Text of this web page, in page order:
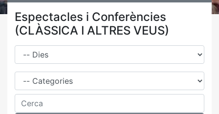
Espectacles i Conferències
(CLÀSSICA I ALTRES VEUS)
Dies
Família
Cerca